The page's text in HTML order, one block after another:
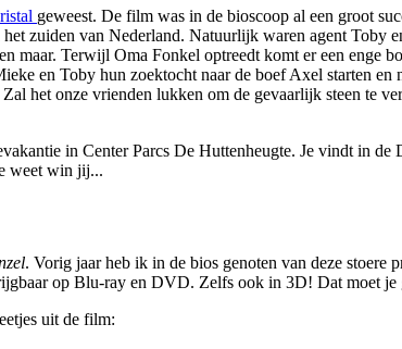
geweest. De film was in de bioscoop al een groot
zuiden van Nederland. Natuurlijk waren agent
Terwijl Oma Fonkel optreedt komt er een enge
en Toby hun zoektocht naar de boef Axel starten en
het onze vrienden lukken om de gevaarlijk steen
in Center Parcs De Huttenheugte. Je vindt in
weet win jij...
. Vorig jaar heb ik in de bios genoten van deze stoere
op Blu-ray en DVD. Zelfs ook in 3D! Dat moet je
uit de film: